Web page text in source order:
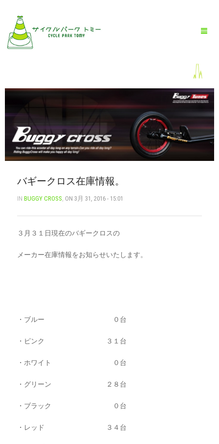
BLOG
お問い合わせ
CART
マイアカウント（初回登録はこちら）
バギークロス在庫情報。
IN BUGGY CROSS, ON 3月 31, 2016 - 15:01
３月３１日現在のバギークロスの
メーカー在庫情報をお知らせいたします。
・ブルー ０台
・ピンク ３１台
・ホワイト ０台
・グリーン ２８台
・ブラック ０台
・レッド ３４台